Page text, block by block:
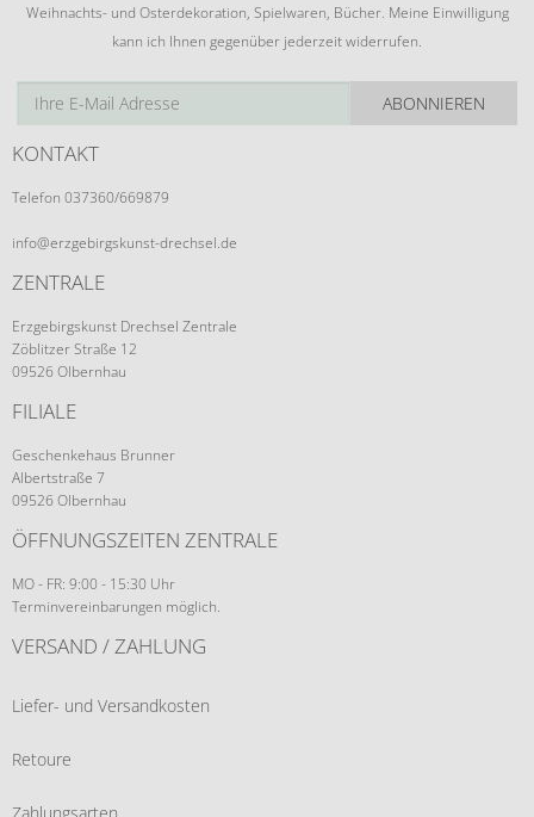
Weihnachts- und Osterdekoration, Spielwaren, Bücher. Meine Einwilligung
kann ich Ihnen gegenüber jederzeit widerrufen.
ABONNIEREN
KONTAKT
Telefon 037360/669879
info@erzgebirgskunst-drechsel.de
ZENTRALE
Erzgebirgskunst Drechsel Zentrale
Zöblitzer Straße 12
09526 Olbernhau
FILIALE
Geschenkehaus Brunner
Albertstraße 7
09526 Olbernhau
ÖFFNUNGSZEITEN ZENTRALE
MO - FR: 9:00 - 15:30 Uhr
Terminvereinbarungen möglich.
VERSAND / ZAHLUNG
Liefer- und Versandkosten
Retoure
Zahlungsarten